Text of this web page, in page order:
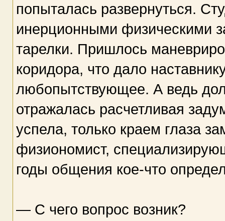
попыталась развернуться.
инерционными физическими
тарелки. Пришлось
коридора, что дало
любопытствующее. А ведь
отражалась расчетливая
успела, только краем глаза
физиономист,
годы общения кое-что
— С чего вопрос возник?